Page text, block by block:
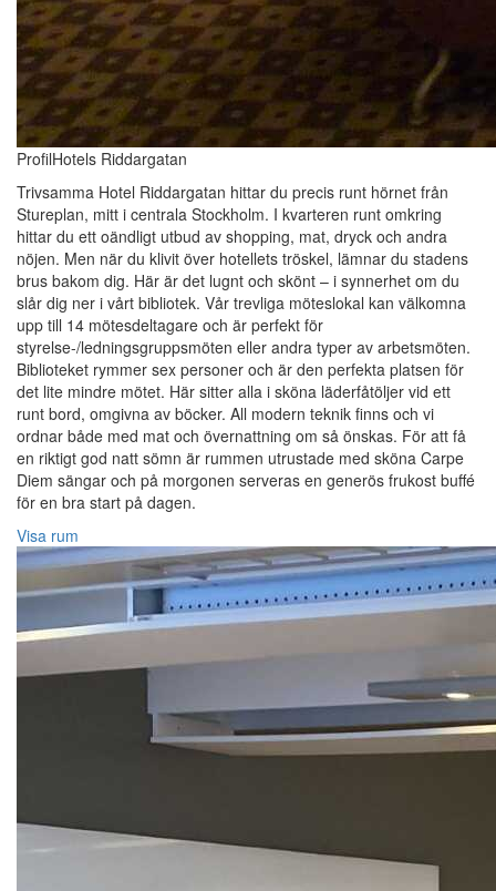
ProfilHotels Riddargatan
Trivsamma Hotel Riddargatan hittar du precis runt hörnet från
Stureplan, mitt i centrala Stockholm. I kvarteren runt omkring
hittar du ett oändligt utbud av shopping, mat, dryck och andra
nöjen. Men när du klivit över hotellets tröskel, lämnar du stadens
brus bakom dig. Här är det lugnt och skönt – i synnerhet om du
slår dig ner i vårt bibliotek. Vår trevliga möteslokal kan välkomna
upp till 14 mötesdeltagare och är perfekt för
styrelse-/ledningsgruppsmöten eller andra typer av arbetsmöten.
Biblioteket rymmer sex personer och är den perfekta platsen för
det lite mindre mötet. Här sitter alla i sköna läderfåtöljer vid ett
runt bord, omgivna av böcker. All modern teknik finns och vi
ordnar både med mat och övernattning om så önskas. För att få
en riktigt god natt sömn är rummen utrustade med sköna Carpe
Diem sängar och på morgonen serveras en generös frukost buffé
för en bra start på dagen.
Visa rum